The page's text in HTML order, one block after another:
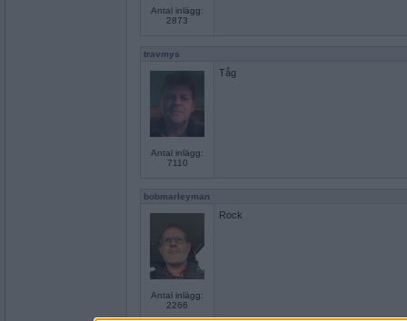
Antal inlägg:
2873
travmys
Antal inlägg:
7110
Tåg
bobmarleyman
Antal inlägg:
2266
Rock